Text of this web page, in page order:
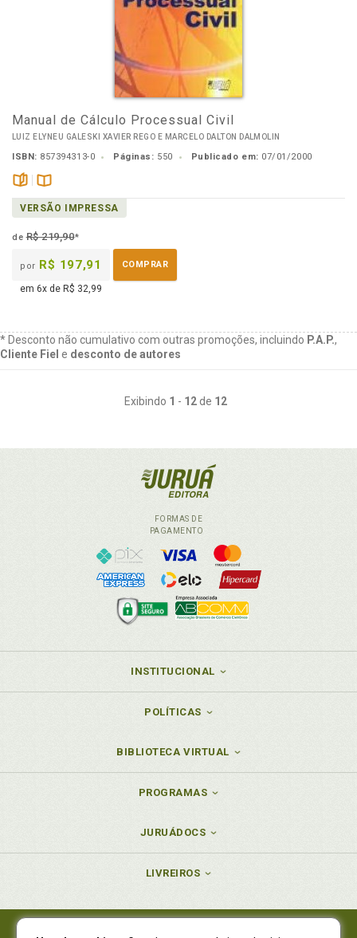
Manual de Cálculo Processual Civil
LUIZ ELYNEU GALESKI XAVIER REGO E MARCELO DALTON DALMOLIN
ISBN: 857394313-0 Páginas: 550 Publicado em: 07/01/2000
páginasDisponível
na
VERSÃO IMPRESSA
deR$ 219,90*
por R$ 197,91 COMPRAR
em 6x de R$ 32,99
* Desconto não cumulativo com outras promoções, incluindo P.A.P.,
Cliente Fiel e desconto de autores
Exibindo 1 - 12de 12
FORMAS DE
PAGAMENTO
INSTITUCIONAL
POLÍTICAS
BIBLIOTECA VIRTUAL
PROGRAMAS
JURUÁDOCS
LIVREIROS